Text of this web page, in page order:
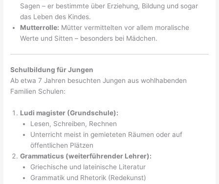
Sagen – er bestimmte über Erziehung, Bildung und sogar
das Leben des Kindes.
Mutterrolle: Mütter vermittelten vor allem moralische
Werte und Sitten – besonders bei Mädchen.
Schulbildung für Jungen
Ab etwa 7 Jahren besuchten Jungen aus wohlhabenden
Familien Schulen:
Ludi magister (Grundschule):
Lesen, Schreiben, Rechnen
Unterricht meist in gemieteten Räumen oder auf
öffentlichen Plätzen
Grammaticus (weiterführender Lehrer):
Griechische und lateinische Literatur
Grammatik und Rhetorik (Redekunst)